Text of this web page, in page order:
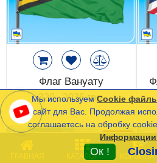
Другие флаги
Сравнить
Язык
Частые Вопросы (FAQ)
Оплата и Доставка
ГЛАВНАЯ КАТАЛОГ
0
КОРЗИНА
Флаг Вануату
320 - 2036 грн.
Мы используемCookie
сайт для Вас. Продолжая
соглашаетесь на обробку
Ок !